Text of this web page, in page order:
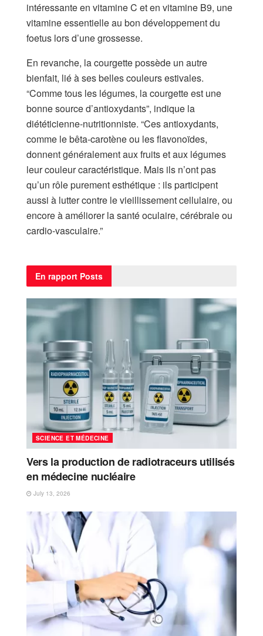
intéressante en vitamine C et en vitamine B9, une
vitamine essentielle au bon développement du
foetus lors d’une grossesse.
En revanche, la courgette possède un autre
bienfait, lié à ses belles couleurs estivales.
“Comme tous les légumes, la courgette est une
bonne source d’antioxydants”, indique la
diététicienne-nutritionniste. “Ces antioxydants,
comme le bêta-carotène ou les flavonoïdes,
donnent généralement aux fruits et aux légumes
leur couleur caractéristique. Mais ils n’ont pas
qu’un rôle purement esthétique : ils participent
aussi à lutter contre le vieillissement cellulaire, ou
encore à améliorer la santé oculaire, cérébrale ou
cardio-vasculaire.”
En rapport Posts
SCIENCE ET MÉDECINE
Vers la production de radiotraceurs utilisés
en médecine nucléaire
July 13, 2026